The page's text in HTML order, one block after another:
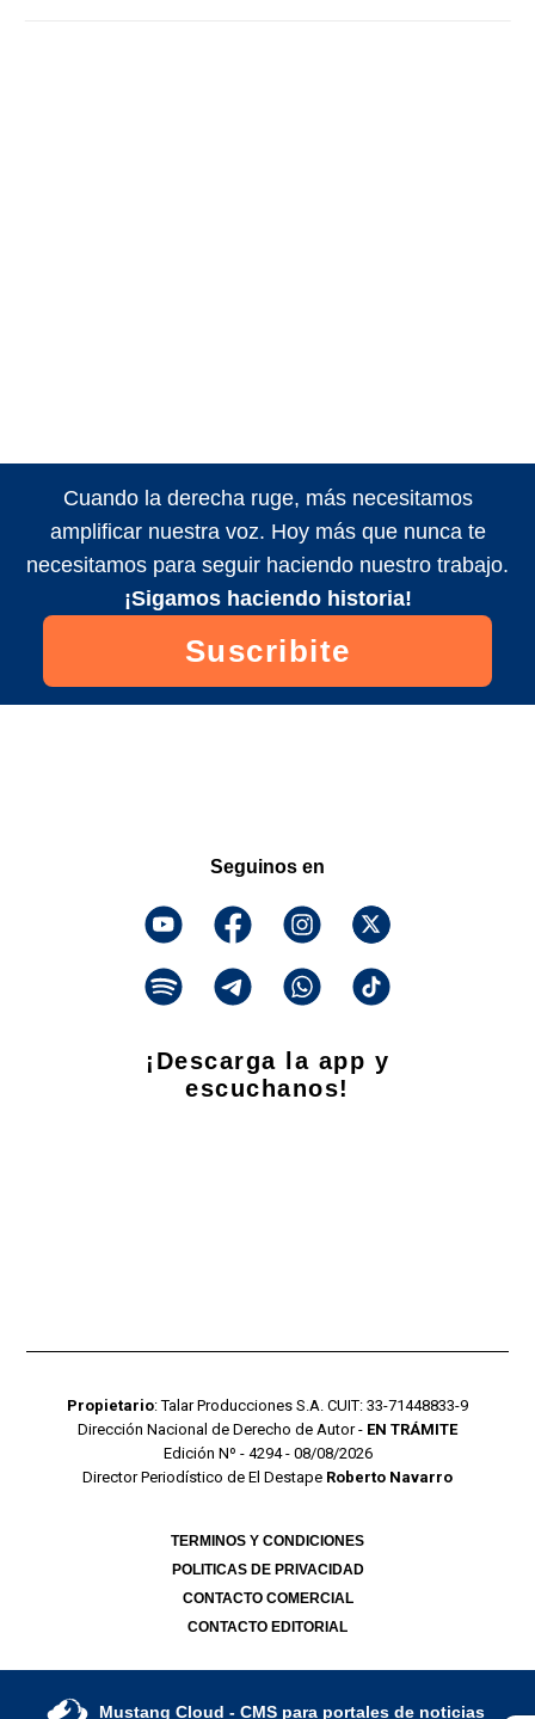
Cuando la derecha ruge, más necesitamos
amplificar nuestra voz. Hoy más que nunca te
necesitamos para seguir haciendo nuestro trabajo.
¡Sigamos haciendo historia!
Suscribite
Seguinos en
¡Descarga la app y
escuchanos!
Propietario: Talar Producciones S.A. CUIT: 33-71448833-9
Dirección Nacional de Derecho de Autor - EN TRÁMITE
Edición Nº - 4294 - 08/08/2026
Director Periodístico de El Destape Roberto Navarro
TERMINOS Y CONDICIONES
POLITICAS DE PRIVACIDAD
CONTACTO COMERCIAL
CONTACTO EDITORIAL
Mustang Cloud - CMS para portales de noticias